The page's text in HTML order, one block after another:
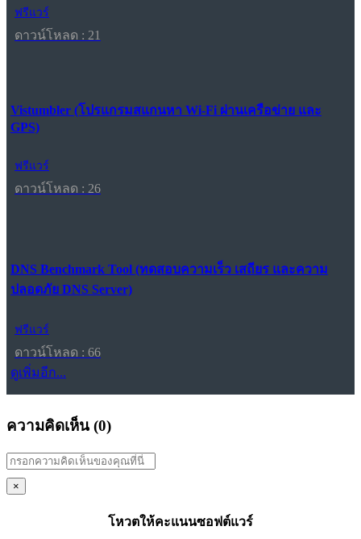
ฟรีแวร์
ดาวน์โหลด : 21
Vistumbler (โปรแกรมสแกนหา Wi-Fi ผ่านเครือข่าย และ
GPS)
ฟรีแวร์
ดาวน์โหลด : 26
DNS Benchmark Tool (ทดสอบความเร็ว เสถียร และความ
ปลอดภัย DNS Server)
ฟรีแวร์
ดาวน์โหลด : 66
ดูเพิ่มอีก...
ความคิดเห็น (0)
×
โหวตให้คะแนนซอฟต์แวร์